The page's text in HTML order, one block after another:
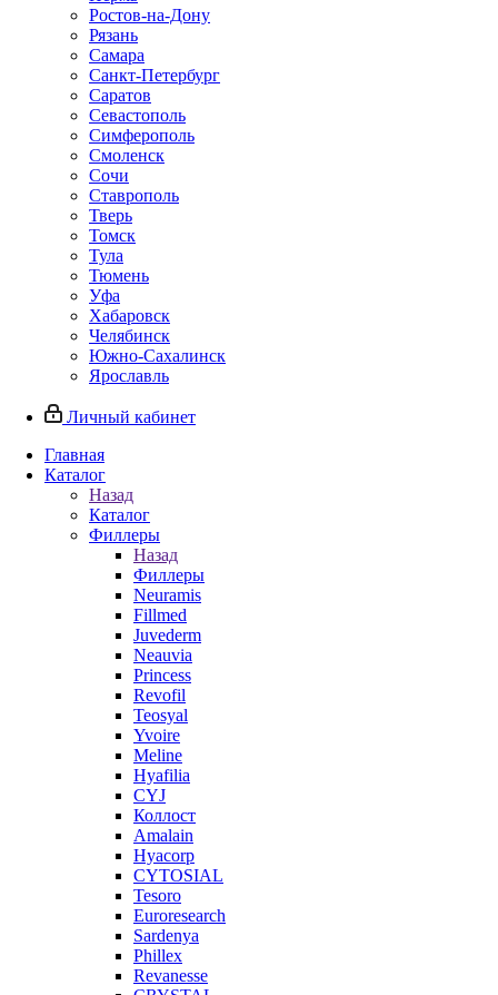
Ростов-на-Дону
Рязань
Самара
Санкт-Петербург
Саратов
Севастополь
Симферополь
Смоленск
Сочи
Ставрополь
Тверь
Томск
Тула
Тюмень
Уфа
Хабаровск
Челябинск
Южно-Сахалинск
Ярославль
Личный кабинет
Главная
Каталог
Назад
Каталог
Филлеры
Назад
Филлеры
Neuramis
Fillmed
Juvederm
Neauvia
Princess
Revofil
Teosyal
Yvoire
Meline
Hyafilia
CYJ
Коллост
Amalain
Hyacorp
CYTOSIAL
Tesoro
Euroresearch
Sardenya
Phillex
Revanesse